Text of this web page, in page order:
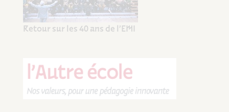
Retour sur les 40 ans de l’EMI